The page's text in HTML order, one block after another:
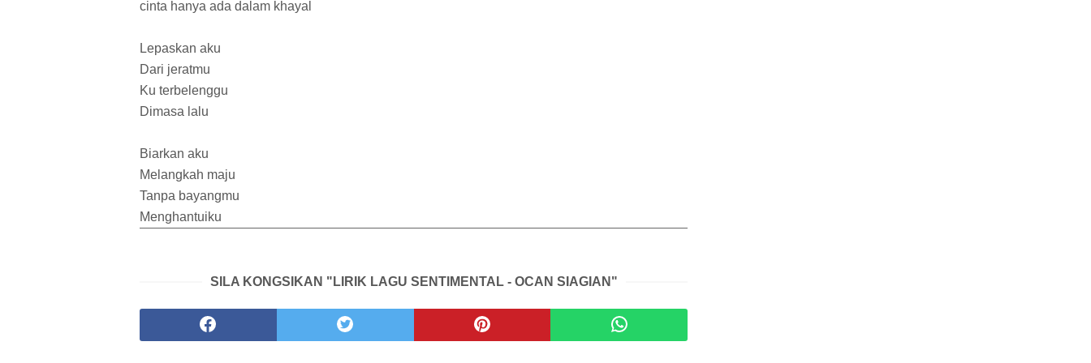
cinta hanya ada dalam khayal
Lepaskan aku
Dari jeratmu
Ku terbelenggu
Dimasa lalu
Biarkan aku
Melangkah maju
Tanpa bayangmu
Menghantuiku
SILA KONGSIKAN "LIRIK LAGU SENTIMENTAL - OCAN SIAGIAN"